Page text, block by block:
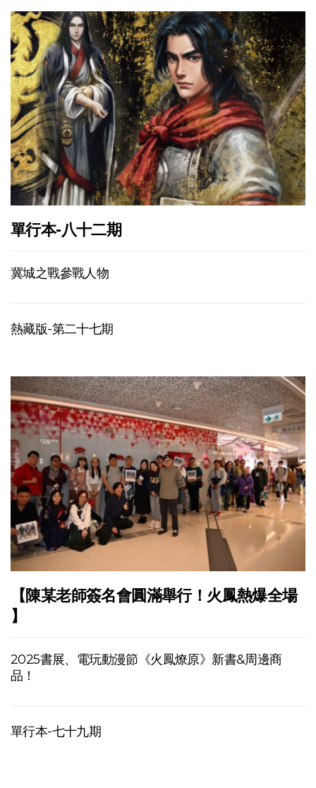
單行本-八十二期
冀城之戰參戰人物
熱藏版-第二十七期
【陳某老師簽名會圓滿舉行！火鳳熱爆全場
】
2025書展、電玩動漫節《火鳳燎原》新書&周邊商
品！
單行本-七十九期